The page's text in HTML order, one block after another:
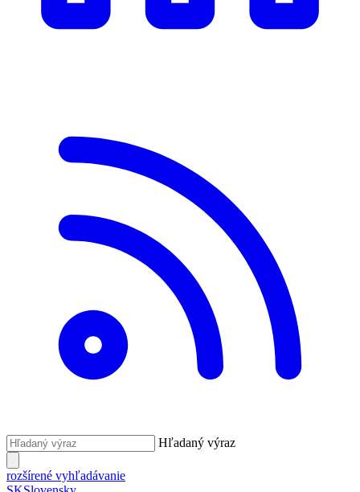
Hľadaný výraz
rozšírené vyhľadávanie